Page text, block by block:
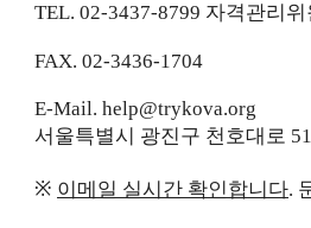
TEL. 02-3437-8799 자격관리
FAX. 02-3436-1704
E-Mail. help@trykova.org
서울특별시 광진구 천호대로
※ 이메일 실시간 확인합니다.